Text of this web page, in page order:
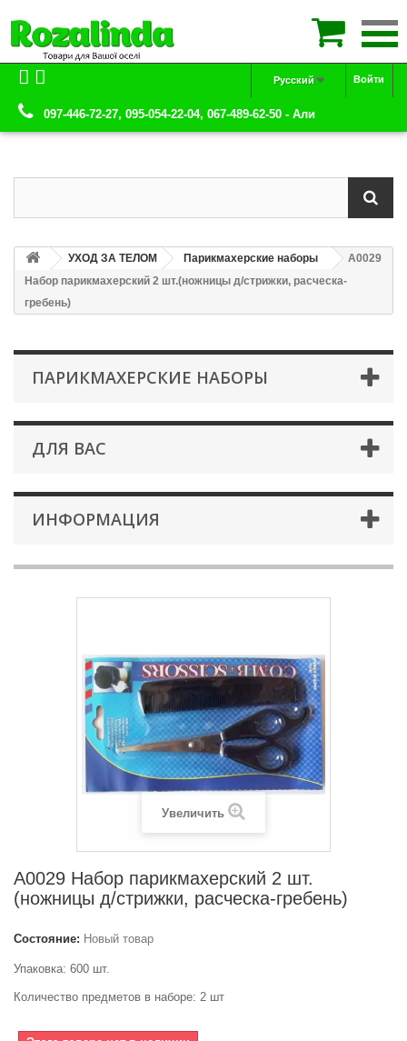
Войти
Русский
097-446-72-27, 095-054-22-04, 067-489-62-50 - Али
УХОД ЗА ТЕЛОМ Парикмахерские наборы
А0029
Набор парикмахерский 2 шт.(ножницы д/стрижки, расческа-
гребень)
ПАРИКМАХЕРСКИЕ НАБОРЫ
ДЛЯ ВАС
ИНФОРМАЦИЯ
Увеличить
А0029 Набор парикмахерский 2 шт.
(ножницы д/стрижки, расческа-гребень)
Состояние: Новый товар
Упаковка: 600 шт.
Количество предметов в наборе: 2 шт
